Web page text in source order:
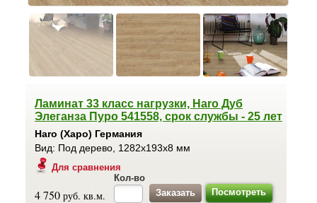
Ламинат 33 класс нагрузки, Haro Дуб
Элеганза Пуро 541558, срок службы - 25 лет
Haro (Харо) Германия
Вид: Под дерево, 1282x193x8 мм
Для сравнения
4 750 руб. кв.м.
Кол-во
Посмотреть